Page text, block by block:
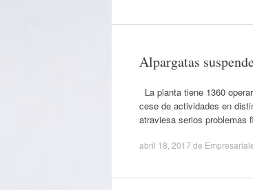
Alpargatas
La planta tiene 1360
cese de actividades en
atraviesa serios
abril 18, 2017 de